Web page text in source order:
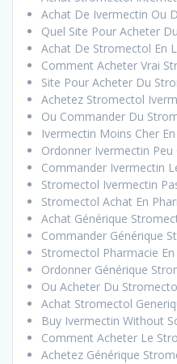
Achat De Ivermectin Ou
Quel Site Pour Acheter
Achat De Stromectol En
Comment Acheter Vrai
Site Pour Acheter Du
Achetez Stromectol
Ou Commander Du
Ivermectin Moins Cher
Ordonner Ivermectin Peu
Commander Ivermectin
Stromectol Ivermectin
Stromectol Achat En
Achat Générique
Commander Générique
Stromectol Pharmacie
Ordonner Générique
Ou Acheter Du
Achat Stromectol
Buy Ivermectin Without
Comment Acheter Le
Achetez Générique